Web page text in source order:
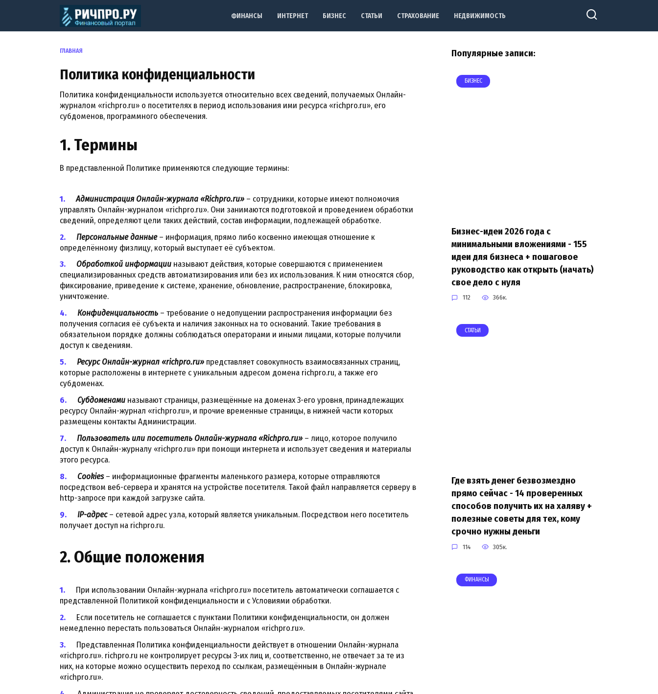
содержанию
ФИНАНСЫ ИНТЕРНЕТ БИЗНЕС СТАТЬИ СТРАХОВАНИЕ НЕДВИЖИМОСТЬ
ГЛАВНАЯ
Политика конфиденциальности
Политика конфиденциальности используется относительно всех сведений, получаемых Онлайн-
журналом «richpro.ru» о посетителях в период использования ими ресурса «richpro.ru», его
субдоменов, программного обеспечения.
1. Термины
В представленной Политике применяются следующие термины:
Администрация Онлайн-журнала «Richpro.ru» – сотрудники, которые имеют полномочия
управлять Онлайн-журналом «richpro.ru». Они занимаются подготовкой и проведением обработки
сведений, определяют цели таких действий, состав информации, подлежащей обработке.
Персональные данные– информация, прямо либо косвенно имеющая отношение к
определённому физлицу, который выступает её субъектом.
Обработкой информации называют действия, которые совершаются с применением
специализированных средств автоматизирования или без их использования. К ним относятся сбор,
фиксирование, приведение к системе, хранение, обновление, распространение, блокировка,
уничтожение.
Конфиденциальность – требование о недопущении распространения информации без
получения согласия её субъекта и наличия законных на то оснований. Такие требования в
обязательном порядке должны соблюдаться операторами и иными лицами, которые получили
доступ к сведениям.
Ресурс Онлайн-журнал «richpro.ru» представляет совокупность взаимосвязанных страниц,
которые расположены в интернете с уникальным адресом домена richpro.ru, а также его
субдоменах.
Субдоменами называют страницы, размещённые на доменах 3-его уровня, принадлежащих
ресурсу Онлайн-журнал «richpro.ru», и прочие временные страницы, в нижней части которых
размещены контакты Администрации.
Пользователь или посетитель Онлайн-журнала «Richpro.ru» – лицо, которое получило
доступ к Онлайн-журналу «richpro.ru» при помощи интернета и использует сведения и материалы
этого ресурса.
Cookies – информационные фрагменты маленького размера, которые отправляются
посредством веб-сервера и хранятся на устройстве посетителя. Такой файл направляется серверу в
http-запросе при каждой загрузке сайта.
IP-адрес– сетевой адрес узла, который является уникальным. Посредством него посетитель
получает доступ на richpro.ru.
2. Общие положения
При использовании Онлайн-журнала «richpro.ru» посетитель автоматически соглашается с
представленной Политикой конфиденциальности и с Условиями обработки.
Если посетитель не соглашается с пунктами Политики конфиденциальности, он должен
немедленно перестать пользоваться Онлайн-журналом «richpro.ru».
Представленная Политика конфиденциальности действует в отношении Онлайн-журнала
«richpro.ru». richpro.ru не контролирует ресурсы 3-их лиц и, соответственно, не отвечает за те из
них, на которые можно осуществить переход по ссылкам, размещённым в Онлайн-журнале
«richpro.ru».
Популярные записи:
БИЗНЕС
Бизнес-идеи 2026 года с
минимальными вложениями - 155
идеи для бизнеса + пошаговое
руководство как открыть (начать)
свое дело с нуля
112 366к.
СТАТЬИ
Где взять денег безвозмездно
прямо сейчас - 14 проверенных
способов получить их на халяву +
полезные советы для тех, кому
срочно нужны деньги
114 305к.
ФИНАНСЫ